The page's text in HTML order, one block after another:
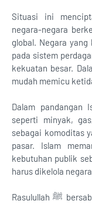
Situasi ini
negara-negara
global. Negara
pada sistem
kekuatan besar.
mudah memicu
Dalam pandangan
seperti minyak,
sebagai komoditas
pasar. Islam
kebutuhan publik
harus dikelola
Rasulullah ﷺ bersabda bahwa manusia berserikat dalam tiga